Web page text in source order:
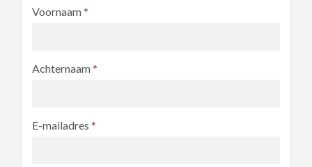
Voornaam*
Achternaam*
E-mailadres *